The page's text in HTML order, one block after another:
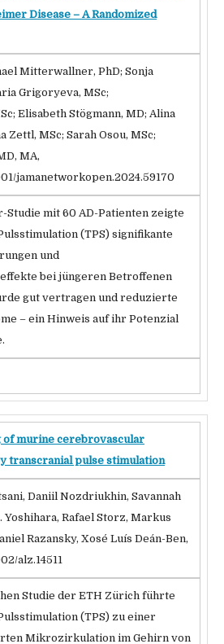
Disease – A Randomized
Mitterwallner, PhD; Sonja
Grigoryeva, MSc;
Elisabeth Stögmann, MD; Alina
Zettl, MSc; Sarah Osou, MSc;
MA,
jamanetworkopen.2024.59170
Studie mit 60 AD-Patienten zeigte
(TPS) signifikante
und
bei jüngeren Betroffenen
gut vertragen und reduzierte
– ein Hinweis auf ihr Potenzial
of murine cerebrovascular
transcranial pulse stimulation
Daniil Nozdriukhin, Savannah
Yoshihara, Rafael Storz, Markus
Razansky, Xosé Luís Deán-Ben,
alz.14511
Studie der ETH Zürich führte
(TPS) zu einer
Mikrozirkulation im Gehirn von